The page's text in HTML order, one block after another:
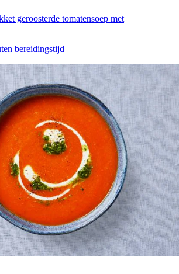
geroosterde tomatensoep met
bereidingstijd